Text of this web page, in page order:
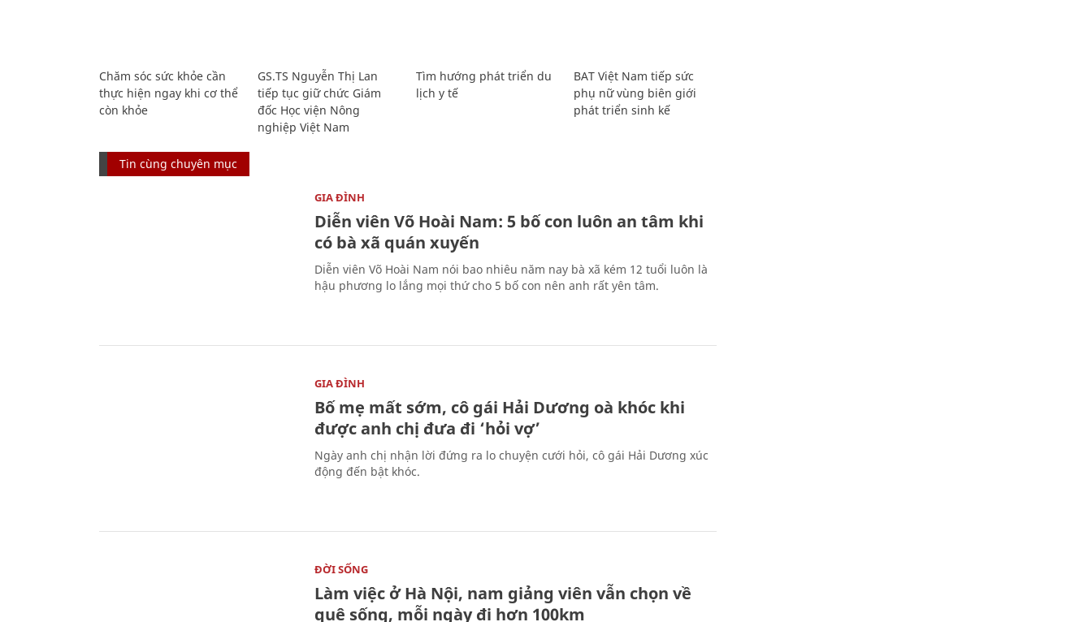
Chăm sóc sức khỏe cần
thực hiện ngay khi cơ thể
còn khỏe
GS.TS Nguyễn Thị Lan
tiếp tục giữ chức Giám
đốc Học viện Nông
nghiệp Việt Nam
Tìm hướng phát triển du
lịch y tế
BAT Việt Nam tiếp sức
phụ nữ vùng biên giới
phát triển sinh kế
Tin cùng chuyên mục
GIA ĐÌNH
Diễn viên Võ Hoài Nam: 5 bố con luôn an tâm khi
có bà xã quán xuyến
Diễn viên Võ Hoài Nam nói bao nhiêu năm nay bà xã kém 12 tuổi luôn là
hậu phương lo lắng mọi thứ cho 5 bố con nên anh rất yên tâm.
GIA ĐÌNH
Bố mẹ mất sớm, cô gái Hải Dương oà khóc khi
được anh chị đưa đi ‘hỏi vợ’
Ngày anh chị nhận lời đứng ra lo chuyện cưới hỏi, cô gái Hải Dương xúc
động đến bật khóc.
ĐỜI SỐNG
Làm việc ở Hà Nội, nam giảng viên vẫn chọn về
quê sống, mỗi ngày đi hơn 100km